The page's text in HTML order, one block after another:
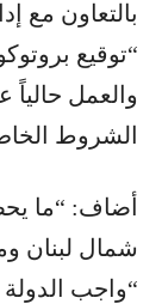
بالتعاون مع
“توقيع
والعمل
الشروط
أضاف: “ما
شمال لبنان
“واجب